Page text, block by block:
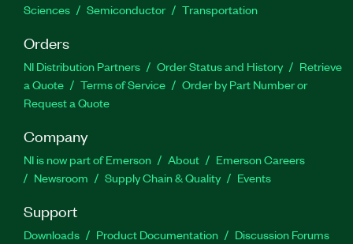
Sciences
Semiconductor Transportation
Orders
NI Distribution Partners Order Status and History
Retrieve
a Quote
Terms of Service
Order by Part Number or
Request a Quote
Company
NI is now part of Emerson About
Emerson Careers
Newsroom
Supply Chain & Quality Events
Support
Downloads Product Documentation Discussion Forums